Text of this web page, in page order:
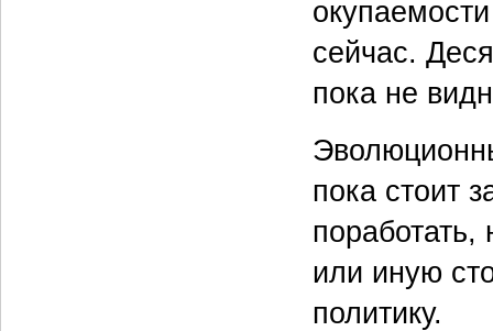
сейчас.
пока не
пока стоит
поработать,
или иную
политику.